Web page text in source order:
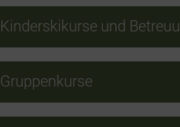
Kinderskikurse und
Gruppenkurse